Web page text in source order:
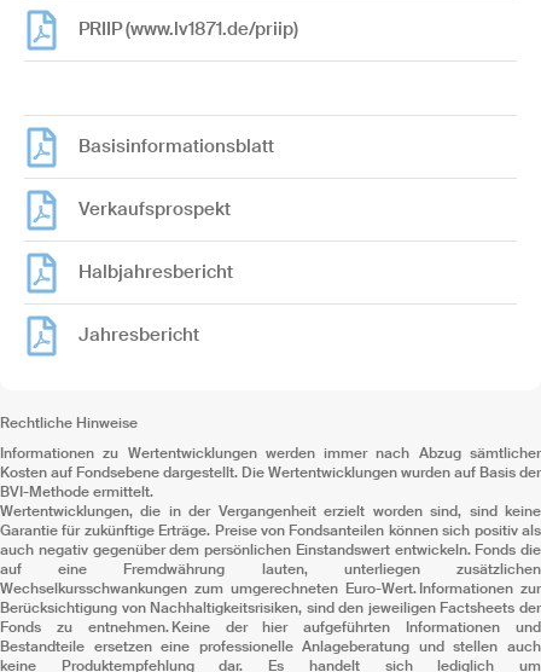
PRIIP (www.lv1871.de/priip)
Basisinformationsblatt
Verkaufsprospekt
Halbjahresbericht
Jahresbericht
Rechtliche Hinweise
Informationen zu Wertentwicklungen werden immer nach Abzug sämtlicher
Kosten auf Fondsebene dargestellt. Die Wertentwicklungen wurden auf Basis der
BVI-Methode ermittelt.
Wertentwicklungen, die in der Vergangenheit erzielt worden sind, sind keine
Garantie für zukünftige Erträge. Preise von Fondsanteilen können sich positiv als
auch negativ gegenüber dem persönlichen Einstandswert entwickeln. Fonds die
auf eine Fremdwährung lauten, unterliegen zusätzlichen
Wechselkursschwankungen zum umgerechneten Euro-Wert. Informationen zur
Berücksichtigung von Nachhaltigkeitsrisiken, sind den jeweiligen Factsheets der
Fonds zu entnehmen. Keine der hier aufgeführten Informationen und
Bestandteile ersetzen eine professionelle Anlageberatung und stellen auch
keine Produktempfehlung dar. Es handelt sich lediglich um